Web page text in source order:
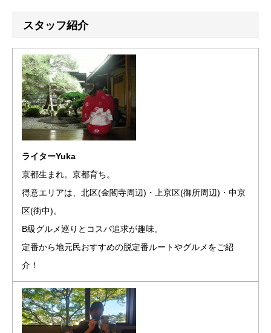
スタッフ紹介
ライターYuka
京都生まれ。京都育ち。
得意エリアは、北区(金閣寺周辺)・上京区(御所周辺)・中京
区(街中)。
B級グルメ巡りとコスパ追求が趣味。
定番から地元民おすすめの脱定番ルートやグルメをご紹
介！